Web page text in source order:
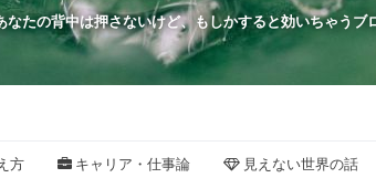
なたの背中は押さないけど、もしかすると効いちゃうブ
方 キャリア・仕事論 見えない世界の話